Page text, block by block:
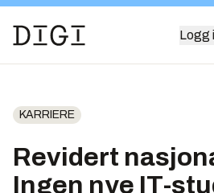
Logg
KARRIERE
Revidert
Ingen nye IT-